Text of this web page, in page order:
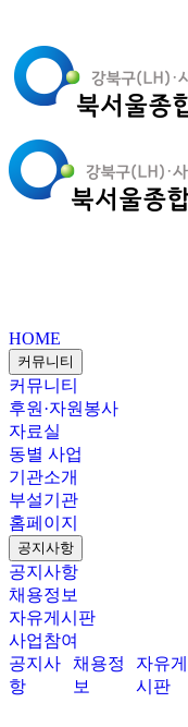
HOME
커뮤니티
커뮤니티
후원·자원봉사
자료실
동별 사업
기관소개
부설기관
홈페이지
공지사항
공지사항
채용정보
자유게시판
사업참여
공지사
항
채용정
보
자유게
시판